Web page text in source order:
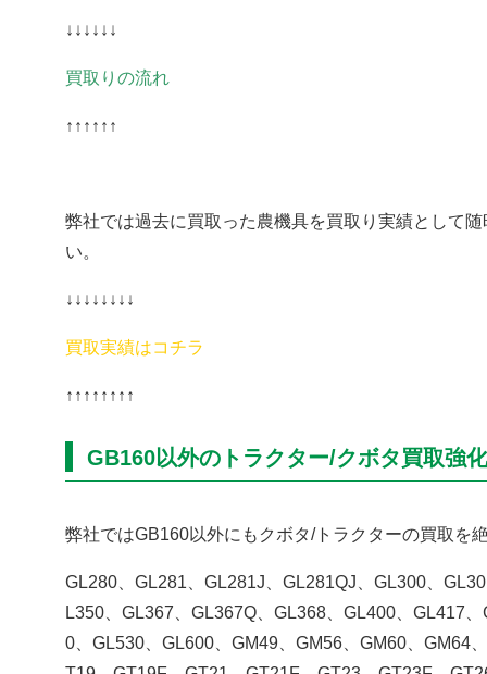
↓↓↓↓↓↓
買取りの流れ
↑↑↑↑↑↑
弊社では過去に買取った農機具を買取り実績として
い。
↓↓↓↓↓↓↓↓
買取実績はコチラ
↑↑↑↑↑↑↑↑
GB160以外のトラクター/クボタ買取強
弊社ではGB160以外にもクボタ/トラクターの買取を
GL280、GL281、GL281J、GL281QJ、GL300、
L350、GL367、GL367Q、GL368、GL400、GL417
0、GL530、GL600、GM49、GM56、GM60、GM64